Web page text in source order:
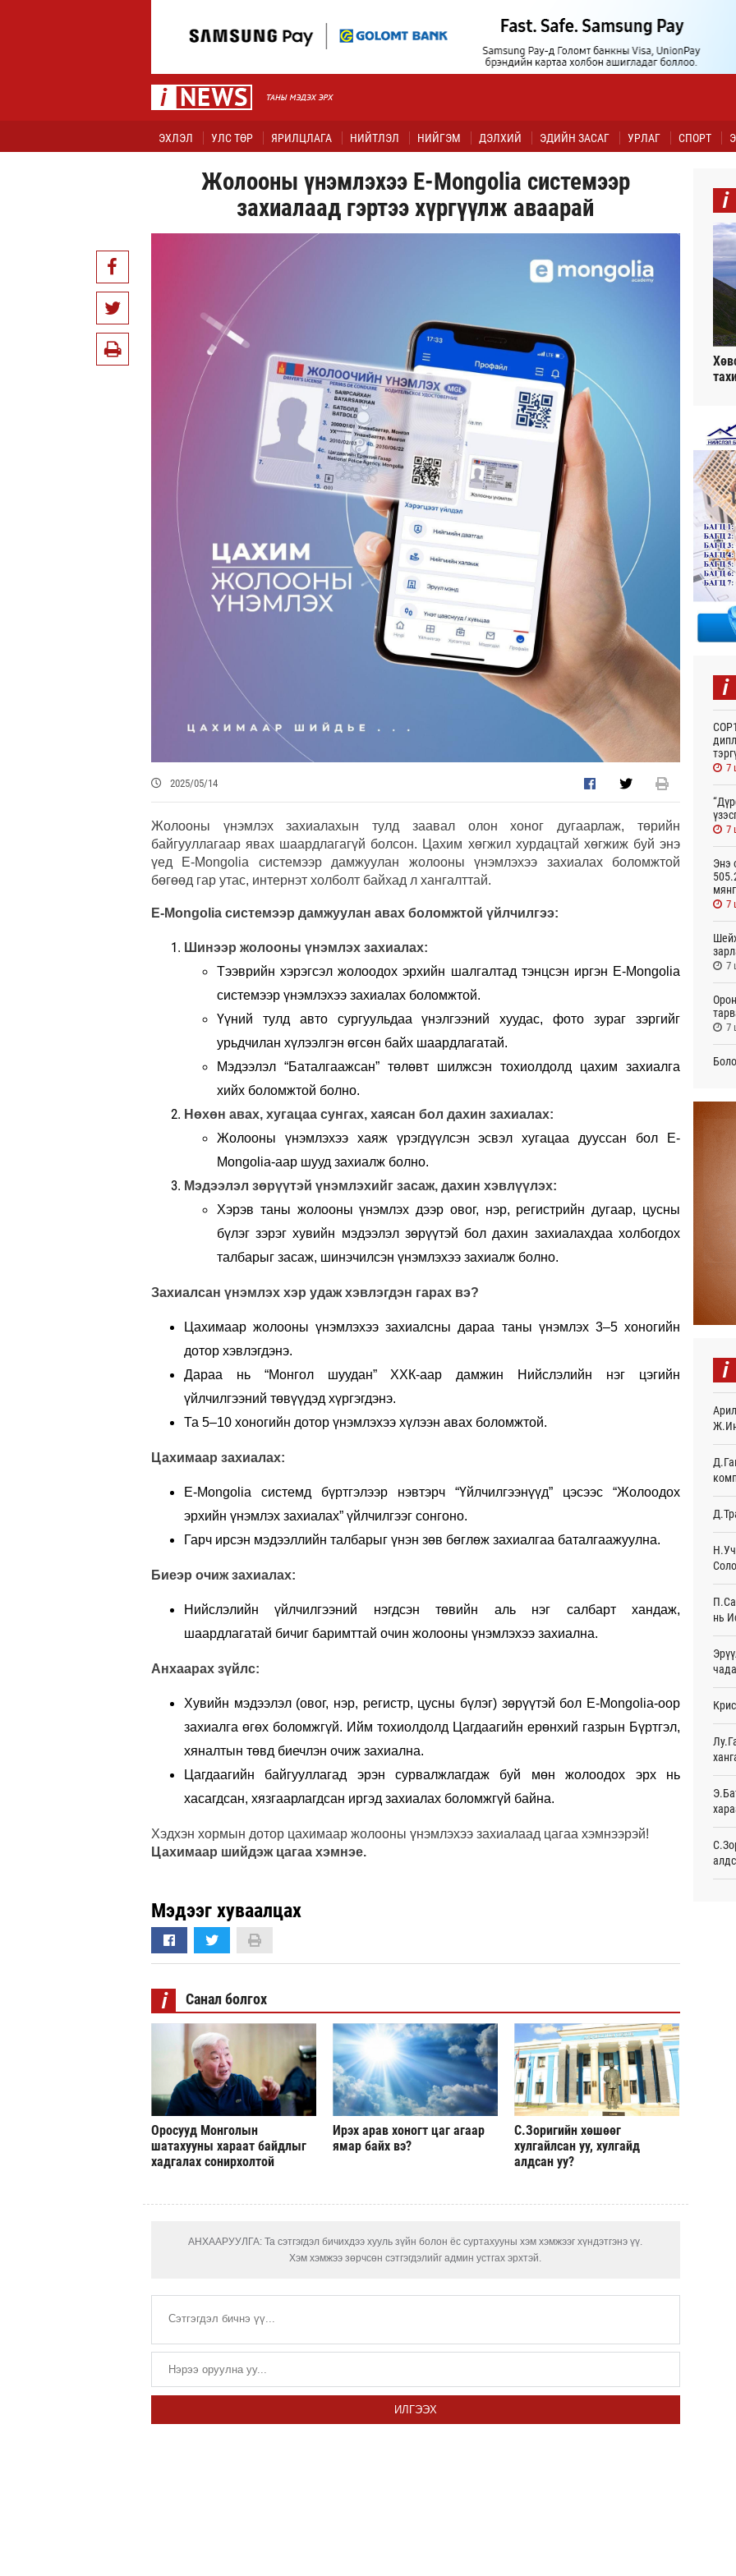
ЭХЛЭЛ УЛС ТӨР ЯРИЛЦЛАГА НИЙТЛЭЛ НИЙГЭМ ДЭЛХИЙ ЭДИЙН ЗАСАГ УРЛАГ СПОРТ
Жолооны үнэмлэхээ E-Mongolia системээр
захиалаад гэртээ хүргүүлж аваарай
2025/05/14
Жолооны үнэмлэх захиалахын тулд заавал олон хоног дугаарлаж, төрийн
байгууллагаар явах шаардлагагүй болсон. Цахим хөгжил хурдацтай хөгжиж буй энэ
үед E-Mongolia системээр дамжуулан жолооны үнэмлэхээ захиалах боломжтой
бөгөөд гар утас, интернэт холболт байхад л хангалттай.
E-Mongolia системээр дамжуулан авах боломжтой үйлчилгээ:
Шинээр жолооны үнэмлэх захиалах:
Тээврийн хэрэгсэл жолоодох эрхийн шалгалтад тэнцсэн иргэн E-Mongolia
системээр үнэмлэхээ захиалах боломжтой.
Үүний тулд авто сургуульдаа үнэлгээний хуудас, фото зураг зэргийг
урьдчилан хүлээлгэн өгсөн байх шаардлагатай.
Мэдээлэл “Баталгаажсан” төлөвт шилжсэн тохиолдолд цахим захиалга
хийх боломжтой болно.
Нөхөн авах, хугацаа сунгах, хаясан бол дахин захиалах:
Жолооны үнэмлэхээ хаяж үрэгдүүлсэн эсвэл хугацаа дууссан бол E-
Mongolia-аар шууд захиалж болно.
Мэдээлэл зөрүүтэй үнэмлэхийг засаж, дахин хэвлүүлэх:
Хэрэв таны жолооны үнэмлэх дээр овог, нэр, регистрийн дугаар, цусны
бүлэг зэрэг хувийн мэдээлэл зөрүүтэй бол дахин захиалахдаа холбогдох
талбарыг засаж, шинэчилсэн үнэмлэхээ захиалж болно.
Захиалсан үнэмлэх хэр удаж хэвлэгдэн гарах вэ?
Цахимаар жолооны үнэмлэхээ захиалсны дараа таны үнэмлэх 3–5 хоногийн
дотор хэвлэгдэнэ.
Дараа нь “Монгол шуудан” ХХК-аар дамжин Нийслэлийн нэг цэгийн
үйлчилгээний төвүүдэд хүргэгдэнэ.
Та 5–10 хоногийн дотор үнэмлэхээ хүлээн авах боломжтой.
Цахимаар захиалах:
E-Mongolia системд бүртгэлээр нэвтэрч “Үйлчилгээнүүд” цэсээс “Жолоодох
эрхийн үнэмлэх захиалах” үйлчилгээг сонгоно.
Гарч ирсэн мэдээллийн талбарыг үнэн зөв бөглөж захиалгаа баталгаажуулна.
Биеэр очиж захиалах:
Нийслэлийн үйлчилгээний нэгдсэн төвийн аль нэг салбарт хандаж,
шаардлагатай бичиг баримттай очин жолооны үнэмлэхээ захиална.
Анхаарах зүйлс:
Хувийн мэдээлэл (овог, нэр, регистр, цусны бүлэг) зөрүүтэй бол E-Mongolia-оор
захиалга өгөх боломжгүй. Ийм тохиолдолд Цагдаагийн ерөнхий газрын Бүртгэл,
хяналтын төвд биечлэн очиж захиална.
Цагдаагийн байгууллагад эрэн сурвалжлагдаж буй мөн жолоодох эрх нь
хасагдсан, хязгаарлагдсан иргэд захиалах боломжгүй байна.
Хэдхэн хормын дотор цахимаар жолооны үнэмлэхээ захиалаад цагаа хэмнээрэй!
Цахимаар шийдэж цагаа хэмнэе.
Мэдээг хуваалцах
i Санал болгох
Оросууд Монголын
шатахууны хараат байдлыг
хадгалах сонирхолтой
Ирэх арав хоногт цаг агаар
ямар байх вэ?
С.Зоригийн хөшөөг
хулгайлсан уу, хулгайд
алдсан уу?
АНХААРУУЛГА: Та сэтгэгдэл бичихдээ хууль зүйн болон ёс суртахууны хэм хэмжээг хүндэтгэнэ үү.
Хэм хэмжээ зөрчсөн сэтгэгдэлийг админ устгах эрхтэй.
ИЛГЭЭХ
i
i
7
7
Энэ
7
7
7
7
Энэ
i
нь